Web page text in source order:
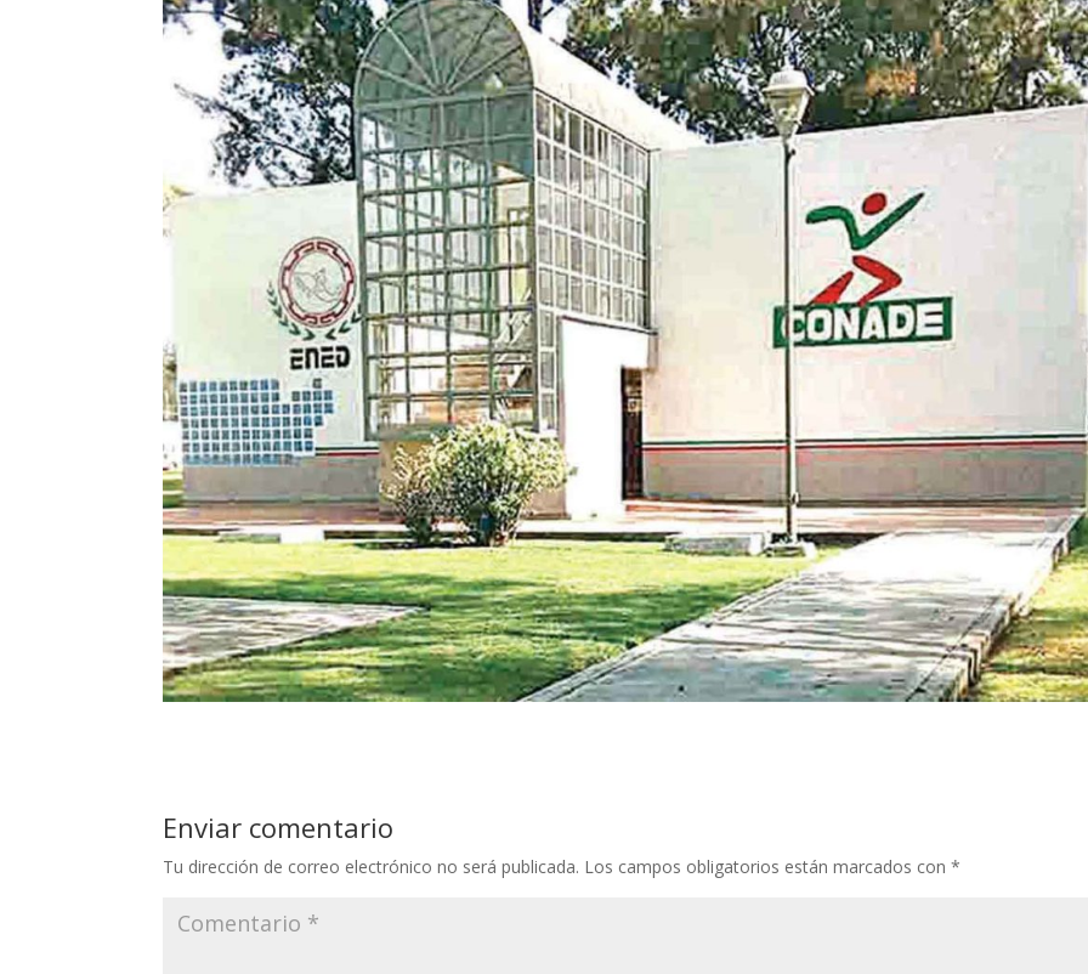
Enviar comentario
Tu dirección de correo electrónico no será publicada. Los campos obligatorios están marcados con*